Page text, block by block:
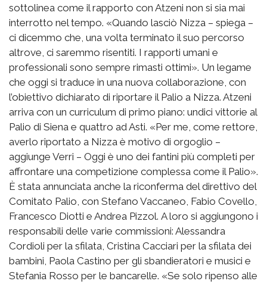
sottolinea come il rapporto con Atzeni non si sia mai
interrotto nel tempo. «Quando lasciò Nizza – spiega –
ci dicemmo che, una volta terminato il suo percorso
altrove, ci saremmo risentiti. I rapporti umani e
professionali sono sempre rimasti ottimi». Un legame
che oggi si traduce in una nuova collaborazione, con
l’obiettivo dichiarato di riportare il Palio a Nizza. Atzeni
arriva con un curriculum di primo piano: undici vittorie al
Palio di Siena e quattro ad Asti. «Per me, come rettore,
averlo riportato a Nizza è motivo di orgoglio –
aggiunge Verri – Oggi è uno dei fantini più completi per
affrontare una competizione complessa come il Palio».
È stata annunciata anche la riconferma del direttivo del
Comitato Palio, con Stefano Vaccaneo, Fabio Covello,
Francesco Diotti e Andrea Pizzol. A loro si aggiungono i
responsabili delle varie commissioni: Alessandra
Cordioli per la sfilata, Cristina Cacciari per la sfilata dei
bambini, Paola Castino per gli sbandieratori e musici e
Stefania Rosso per le bancarelle. «Se solo ripenso alle